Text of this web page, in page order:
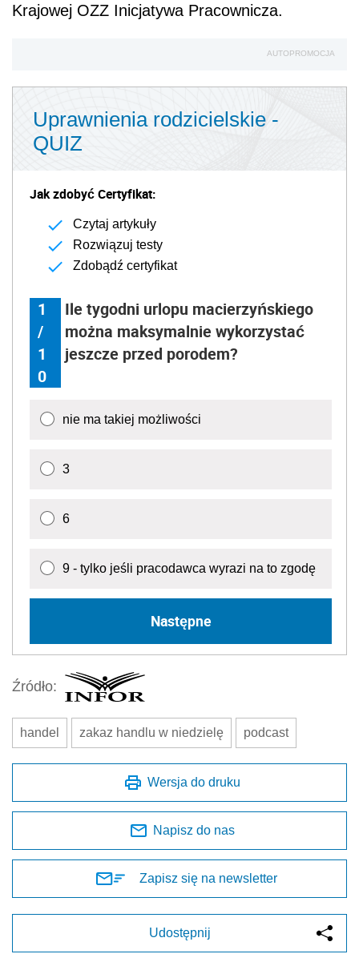
Krajowej OZZ Inicjatywa Pracownicza.
AUTOPROMOCJA
Uprawnienia rodzicielskie -
QUIZ
Jak zdobyć Certyfikat:
Czytaj artykuły
Rozwiązuj testy
Zdobądź certyfikat
1
/
1
0
Ile tygodni urlopu macierzyńskiego
można maksymalnie wykorzystać
jeszcze przed porodem?
nie ma takiej możliwości
3
6
9 - tylko jeśli pracodawca wyrazi na to zgodę
Następne
Źródło:
handel zakaz handlu w niedzielę podcast
Wersja do druku
Napisz do nas
Zapisz się na newsletter
Udostępnij